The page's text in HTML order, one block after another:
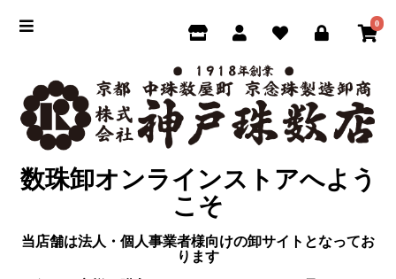
0
数珠卸オンラインストアへよう
こそ
当店舗は法人・個人事業者様向けの卸サイトとなってお
ります